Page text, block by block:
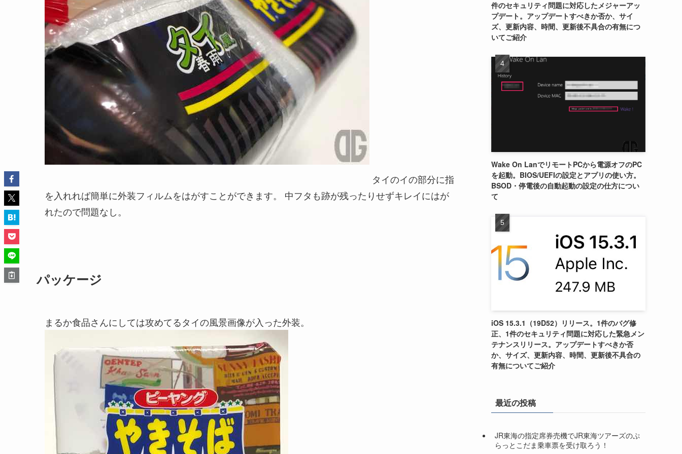
タイのイの部分に指
を入れれば簡単に外装フィルムをはがすことができます。 中フタも跡が残ったりせずキレイにはが
れたので問題なし。
パッケージ
まるか食品さんにしては攻めてるタイの風景画像が入った外装。
件のセキュリティ問題に対応したメジャーアッ
プデート。アップデートすべきか否か、サイ
ズ、更新内容、時間、更新後不具合の有無につ
いてご紹介
Wake On LanでリモートPCから電源オフのPC
を起動。BIOS/UEFIの設定とアプリの使い方。
BSOD・停電後の自動起動の設定の仕方につい
て
iOS 15.3.1（19D52）リリース。1件のバグ修
正、1件のセキュリティ問題に対応した緊急メン
テナンスリリース。アップデートすべきか否
か、サイズ、更新内容、時間、更新後不具合の
有無についてご紹介
最近の投稿
JR東海の指定席券売機でJR東海ツアーズのぷ
らっとこだま乗車票を受け取ろう！